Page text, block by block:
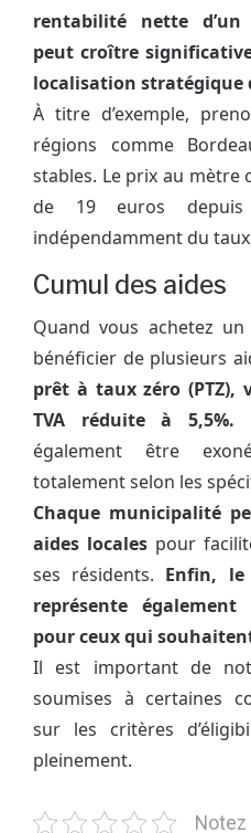
rentabilité nette
peut croître
localisation stratégique
À titre d’exemple,
régions comme
stables. Le prix au
de 19 euros
indépendamment du
Cumul des aides
Quand vous achetez
bénéficier de plusieurs
prêt à taux zéro (PTZ),
TVA réduite à 5,5%.
également être
totalement selon les
Chaque municipalité
aides localespour
ses résidents. Enfin,
représente
pour ceux qui
Il est important de
soumises à certaines
sur les critères
pleinement.